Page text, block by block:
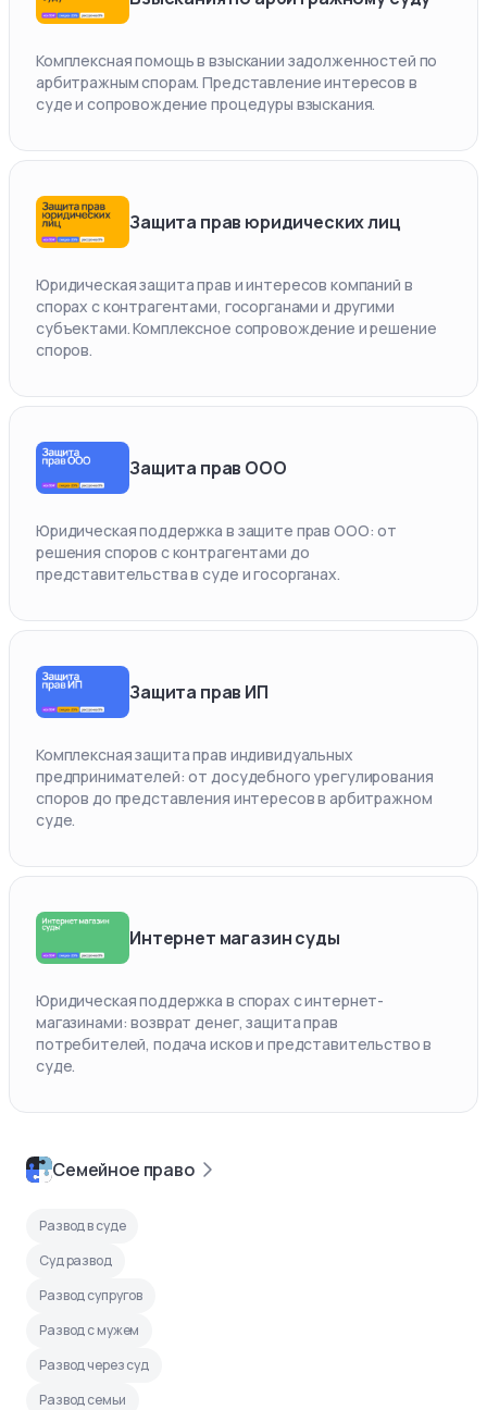
Комплексная помощь в взыскании задолженностей по
арбитражным спорам. Представление интересов в
суде и сопровождение процедуры взыскания.
Защита прав юридических лиц
Юридическая защита прав и интересов компаний в
спорах с контрагентами, госорганами и другими
субъектами. Комплексное сопровождение и решение
споров.
Защита прав ООО
Юридическая поддержка в защите прав ООО: от
решения споров с контрагентами до
представительства в суде и госорганах.
Защита прав ИП
Комплексная защита прав индивидуальных
предпринимателей: от досудебного урегулирования
споров до представления интересов в арбитражном
суде.
Интернет магазин суды
Юридическая поддержка в спорах с интернет-
магазинами: возврат денег, защита прав
потребителей, подача исков и представительство в
суде.
Семейное право
Развод в суде
Суд развод
Развод супругов
Развод с мужем
Развод через суд
Развод семьи